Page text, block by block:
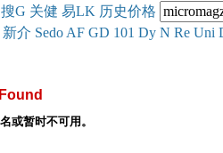
搜G 关健 易LK 历史价格
新介 Sedo AF GD 101 Dy N Re Uni